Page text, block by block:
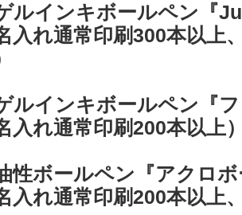
ルインキボールペン『
入れ通常印刷300本以
ルインキボールペン『
入れ通常印刷200本以上
性ボールペン『アクロ
入れ通常印刷200本以